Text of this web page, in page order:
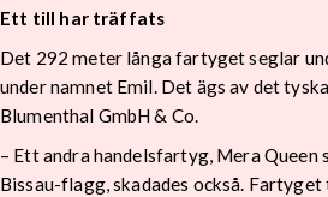
Ett till har träffats
Det 292 meter långa fartyget seglar
under namnet Emil. Det ägs av det
Blumenthal GmbH & Co.
– Ett andra handelsfartyg, Mera Queen
Bissau-flagg, skadades också.